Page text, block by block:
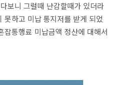
보니 그럴때 난감할때가 있더라
못하고 미납 통지저를 받게 되었
통행료 미납금액 정산에 대해서